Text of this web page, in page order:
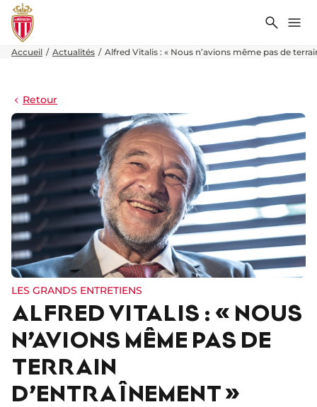
Accueil Actualités Alfred Vitalis : « Nous n’avions même pas de
Retour
LES GRANDS ENTRETIENS
ALFRED VITALIS : « NOUS
N’AVIONS MÊME PAS DE
TERRAIN
D’ENTRAÎNEMENT »